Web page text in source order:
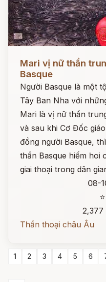
Mari vị nữ thần
Basque
Người Basque là một
Tây Ban Nha với
Mari là vị nữ thần
và sau khi Cơ Đốc
đồng người Basque,
thần Basque hiếm hoi
giai thoại trong dân
08-
2,377
Thần thoại châu Âu
1 2 3 4 5 6